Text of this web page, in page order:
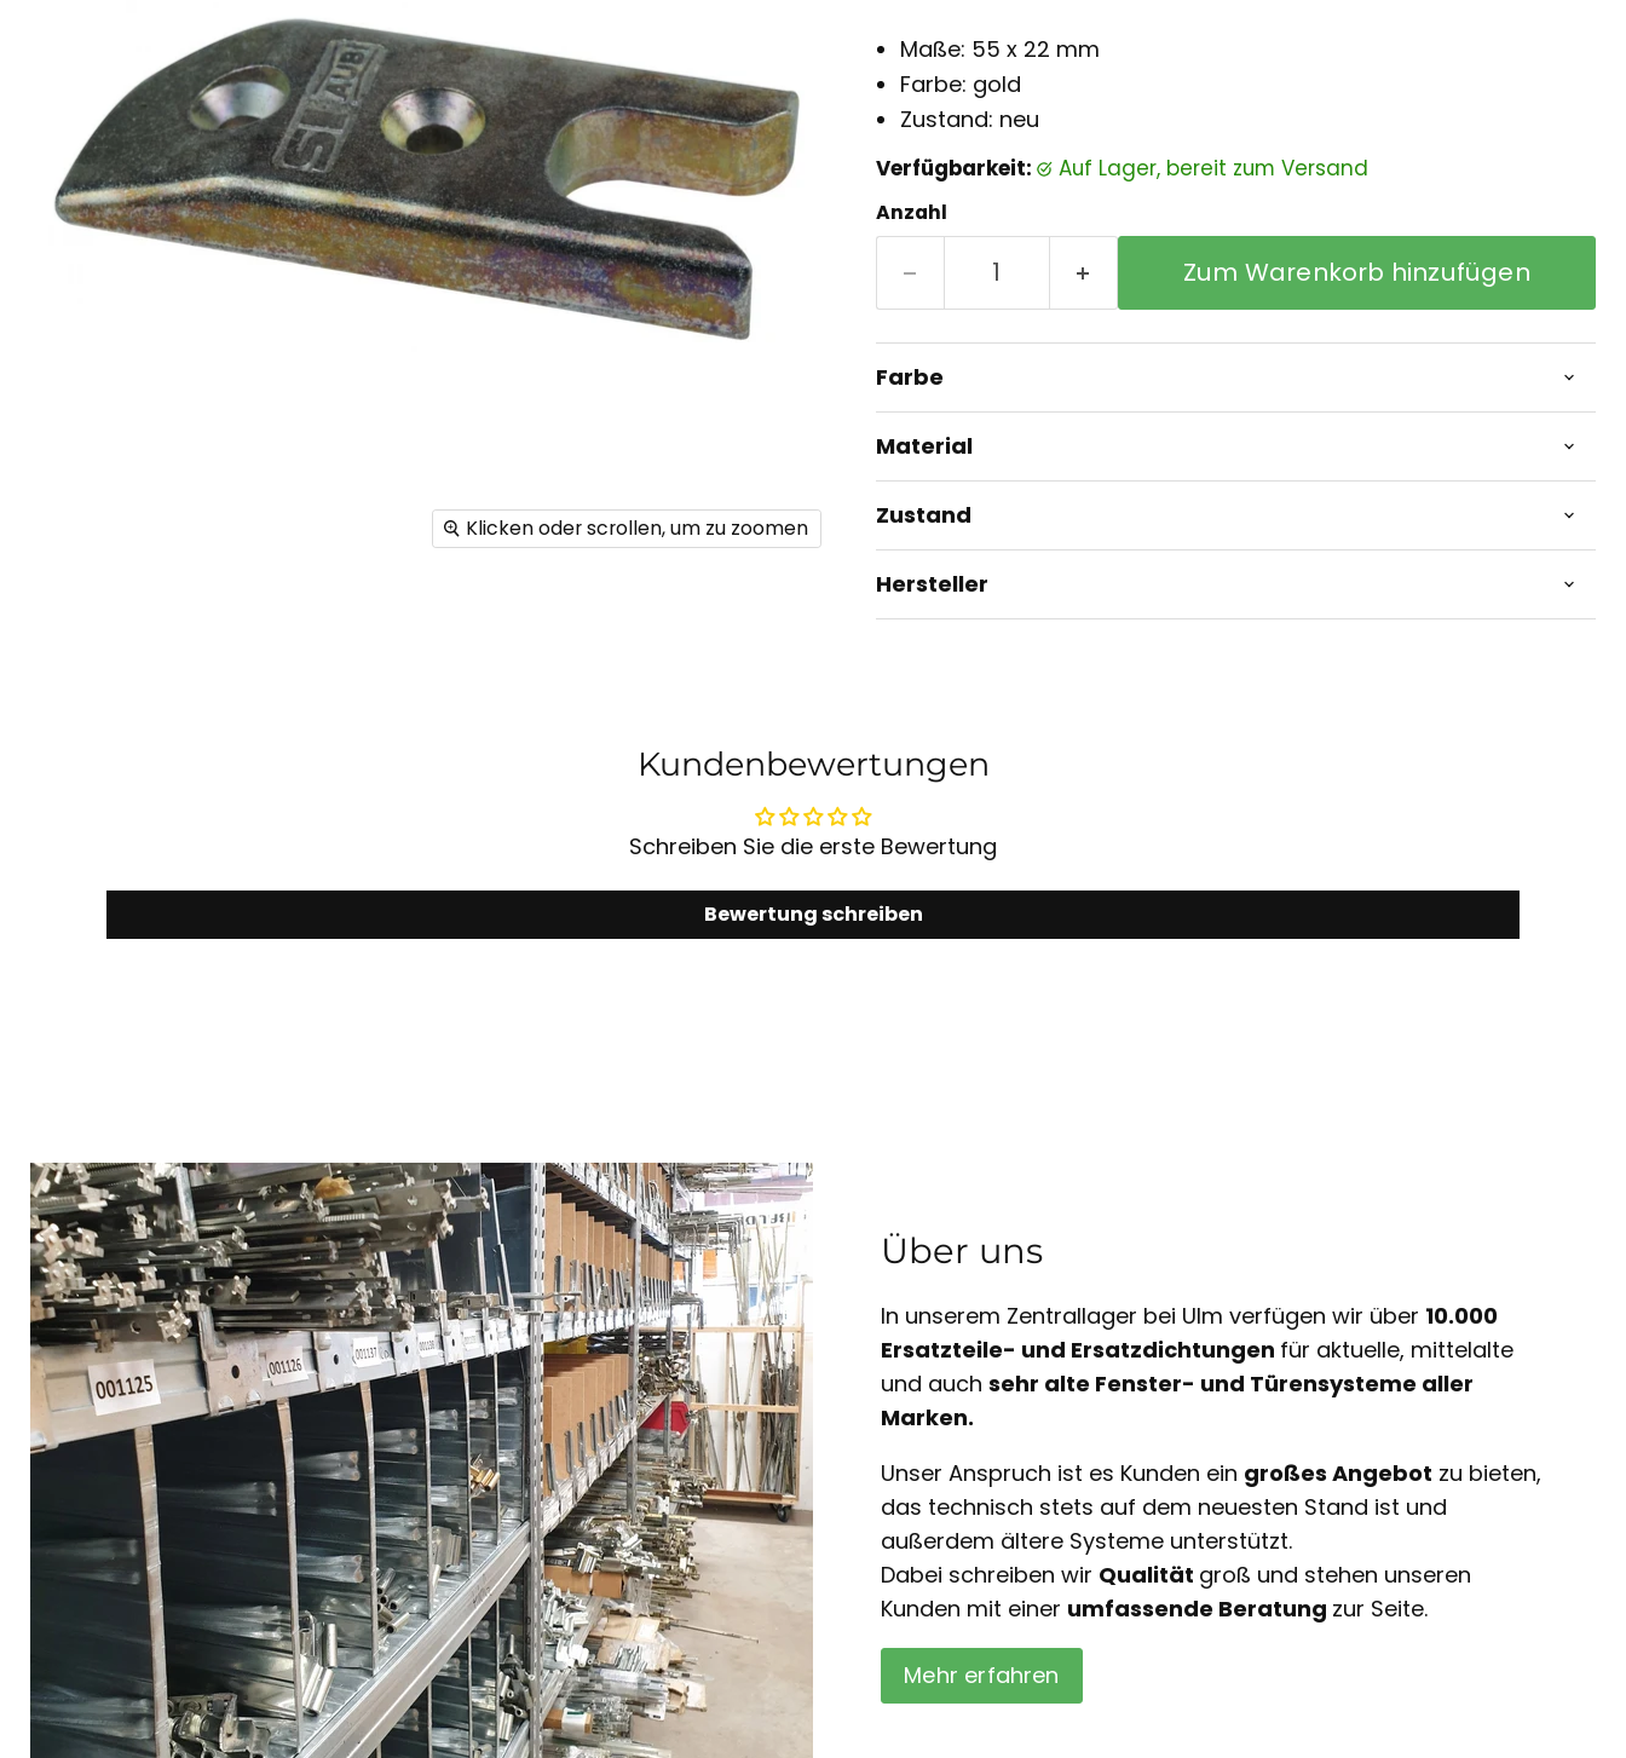
Klicken oder scrollen, um zu zoomen
Maße: 55 x 22 mm
Farbe: gold
Zustand: neu
Verfügbarkeit: auf Lager, bereit zum Versand
Anzahl
Zum Warenkorb hinzufügen
Farbe
Material
Zustand
Hersteller
Kundenbewertungen
Schreiben Sie die erste Bewertung
Bewertung schreiben
Über uns
In unserem Zentrallager bei Ulm verfügen wir über 10.000
Ersatzteile- und Ersatzdichtungen für aktuelle, mittelalte
und auchsehr alte Fenster- und Türensysteme aller
Marken.
Unser Anspruch ist es Kunden ein großes Angebot zu bieten,
das technisch stets auf dem neuesten Stand ist und
außerdem ältere Systeme unterstützt.
Dabei schreiben wir Qualität groß und stehen unseren
Kunden mit einer umfassende Beratung zur Seite.
Mehr erfahren